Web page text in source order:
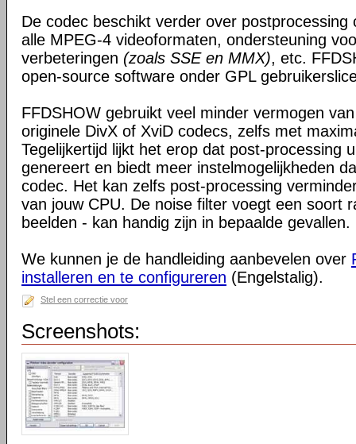
De codec beschikt verder over postprocessing
alle MPEG-4 videoformaten, ondersteuning
verbeteringen (zoals SSE en MMX), etc.
open-source software onder GPL
FFDSHOW gebruikt veel minder vermogen
originele DivX of XviD codecs, zelfs met
Tegelijkertijd lijkt het erop dat post-processing
genereert en biedt meer instelmogelijkheden
codec. Het kan zelfs post-processing
van jouw CPU. De noise filter voegt een soort
beelden - kan handig zijn in bepaalde gevallen.
We kunnen je de handleiding aanbevelen over
installeren en te configureren (Engelstalig).
Stel een correctie voor
Screenshots: